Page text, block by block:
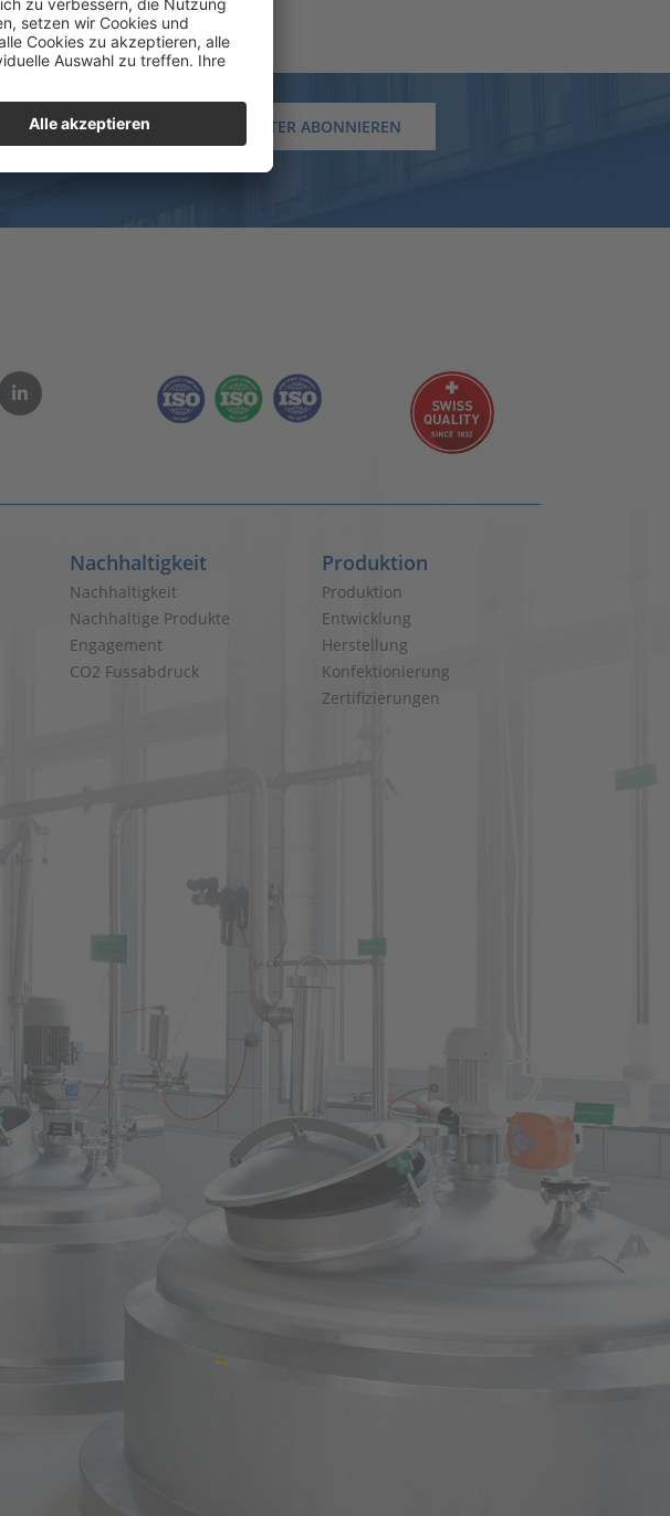
NEWSLETTER ABONNIEREN
Nachhaltigkeit
Nachhaltigkeit
Nachhaltige Produkte
Engagement
CO2 Fussabdruck
Produktion
Produktion
Entwicklung
Herstellung
Konfektionierung
Zertifizierungen